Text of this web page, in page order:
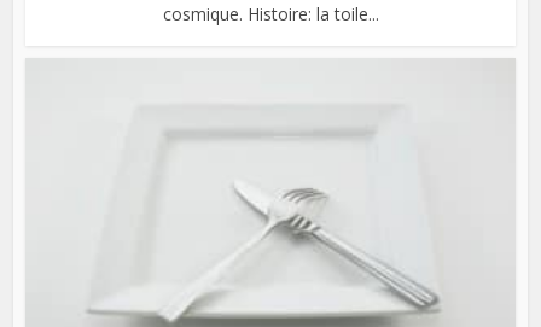
cosmique. Histoire: la toile...